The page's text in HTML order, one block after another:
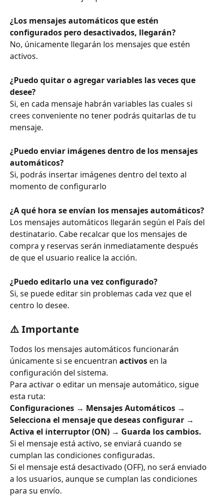
¿Los mensajes automáticos que estén
configurados pero desactivados, llegarán?
No, únicamente llegarán los mensajes que estén
activos.
¿Puedo quitar o agregar variables las veces que
desee?
Si, en cada mensaje habrán variables las cuales si
crees conveniente no tener podrás quitarlas de tu
mensaje.
¿Puedo enviar imágenes dentro de los mensajes
automáticos?
Si, podrás insertar imágenes dentro del texto al
momento de configurarlo
¿A qué hora se envían los mensajes automáticos?
Los mensajes automáticos llegarán según el País del
destinatario. Cabe recalcar que los mensajes de
compra y reservas serán inmediatamente después
de que el usuario realice la acción.
¿Puedo editarlo una vez configurado?
Si, se puede editar sin problemas cada vez que el
centro lo desee.
⚠️ Importante
Todos los mensajes automáticos funcionarán
únicamente si se encuentran activos en la
configuración del sistema.
Para activar o editar un mensaje automático, sigue
esta ruta:
Configuraciones → Mensajes Automáticos →
Selecciona el mensaje que deseas configurar →
Activa el interruptor (ON) → Guarda los cambios.
Si el mensaje está activo, se enviará cuando se
cumplan las condiciones configuradas.
Si el mensaje está desactivado (OFF), no será enviado
a los usuarios, aunque se cumplan las condiciones
para su envío.